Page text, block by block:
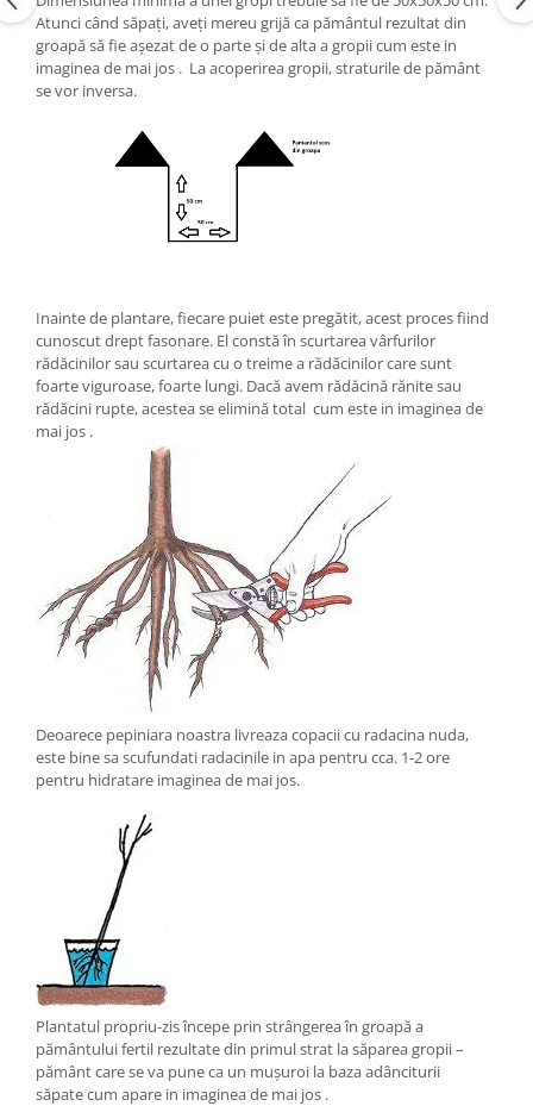
Atunci când săpați, aveți mereu grijă ca pământul rezultat din
groapă să fie așezat de o parte și de alta a gropii cum este in
imaginea de mai jos . La acoperirea gropii, straturile de pământ
se vor inversa.
Inainte de plantare, fiecare puiet este pregătit, acest proces fiind
cunoscut drept fasonare. El constă în scurtarea vârfurilor
rădăcinilor sau scurtarea cu o treime a rădăcinilor care sunt
foarte viguroase, foarte lungi. Dacă avem rădăcină rănite sau
rădăcini rupte, acestea se elimină total cum este in imaginea de
mai jos .
Deoarece pepiniara noastra livreaza copacii cu radacina nuda,
este bine sa scufundati radacinile in apa pentru cca. 1-2 ore
pentru hidratare imaginea de mai jos.
Plantatul propriu-zis începe prin strângerea în groapă a
pământului fertil rezultate din primul strat la săparea gropii –
pământ care se va pune ca un mușuroi la baza adânciturii
săpate cum apare in imaginea de mai jos .